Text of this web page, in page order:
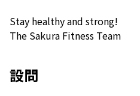
Stay healthy and strong!
The Sakura Fitness Team
設問